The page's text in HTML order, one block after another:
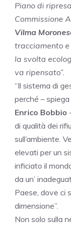
Piano di
Commissione
Vilma
tracciamento e
la svolta
va ripensato”.
“Il sistema di
perché – spiega
Enrico Bobbio
di qualità dei
sull’ambiente.
elevati per un
inficiato il
da un’
Paese, dove ci
dimensione”.
Non solo sulla